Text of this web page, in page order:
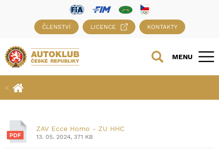
ČLENSTVÍ LICENCE KONTAKTY
MENU
ZAV Ecce Homo - ZU HHC
13. 05. 2024, 371 KB